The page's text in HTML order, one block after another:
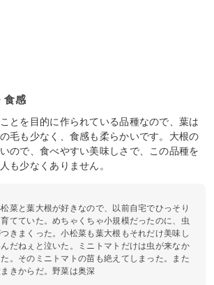
食感
とを目的に作られている品種なので、葉は
毛も少なく、食感も柔らかいです。大根の
ので、食べやすい美味しさで、この品種を
も少なくありません。
菜と葉大根が好きなので、以前自宅でひっそり
育てていた。めちゃくちゃ小規模だったのに、虫
きまくった。小松菜も葉大根もそれだけ美味し
んだねぇと泣いた。ミニトマトだけは虫が来なか
た。そのミニトマトの苗も絶えてしまった。また
きからだ。野菜は奥深